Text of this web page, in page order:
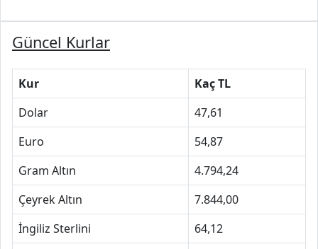
Güncel Kurlar
Kur
Kaç TL
Dolar
47,61
Euro
54,87
Gram Altın
4.794,24
Çeyrek Altın
7.844,00
İngiliz Sterlini
64,12